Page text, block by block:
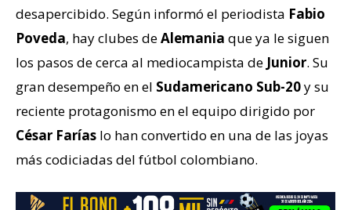
desapercibido. Según informó el periodista Fabio
Poveda, hay clubes deAlemania que ya le siguen
los pasos de cerca al mediocampista de Junior. Su
gran desempeño en el Sudamericano Sub-20y su
reciente protagonismo en el equipo dirigido por
César Farías lo han convertido en una de las joyas
más codiciadas del fútbol colombiano.